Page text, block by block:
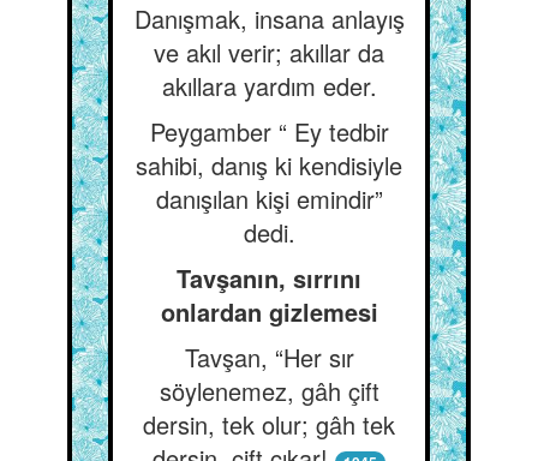
Danışmak, insana anlayış
ve akıl verir; akıllar da
akıllara yardım eder.
Peygamber “ Ey tedbir
sahibi, danış ki kendisiyle
danışılan kişi emindir”
dedi.
Tavşanın, sırrını
onlardan gizlemesi
Tavşan, “Her sır
söylenemez, gâh çift
dersin, tek olur; gâh tek